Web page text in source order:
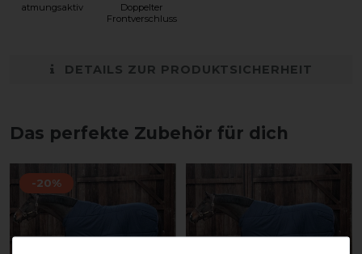
atmungsaktiv
Doppelter
Frontverschluss
DETAILS ZUR PRODUKTSICHERHEIT
Das perfekte Zubehör für dich
-20%